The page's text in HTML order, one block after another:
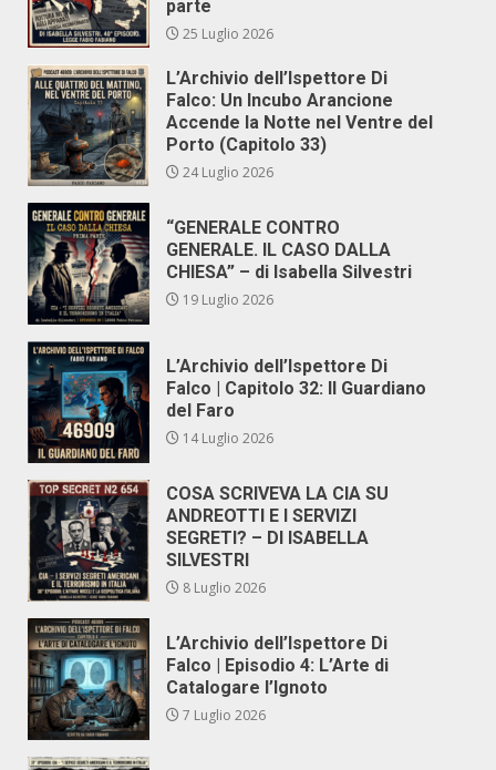
parte
25 Luglio 2026
L’Archivio dell’Ispettore Di
Falco: Un Incubo Arancione
Accende la Notte nel Ventre del
Porto (Capitolo 33)
24 Luglio 2026
“GENERALE CONTRO
GENERALE. IL CASO DALLA
CHIESA” – di Isabella Silvestri
19 Luglio 2026
L’Archivio dell’Ispettore Di
Falco | Capitolo 32: Il Guardiano
del Faro
14 Luglio 2026
COSA SCRIVEVA LA CIA SU
ANDREOTTI E I SERVIZI
SEGRETI? – DI ISABELLA
SILVESTRI
8 Luglio 2026
L’Archivio dell’Ispettore Di
Falco | Episodio 4: L’Arte di
Catalogare l’Ignoto
7 Luglio 2026